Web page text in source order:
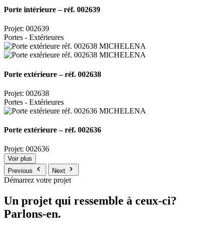
Porte intérieure – réf. 002639
Projet: 002639
Portes - Extérieures
Porte extérieure – réf. 002638
Projet: 002638
Portes - Extérieures
Porte extérieure – réf. 002636
Projet: 002636
Voir plus
Previous
Next
Démarrez votre projet
Un projet qui ressemble à ceux-ci?
Parlons-en.